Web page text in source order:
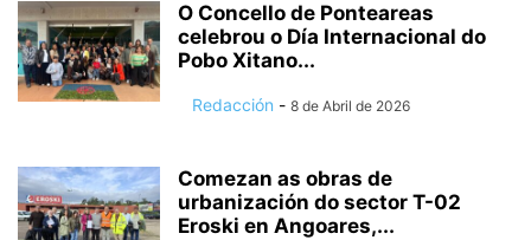
O Concello de Ponteareas
celebrou o Día Internacional do
Pobo Xitano...
Redacción - 8 de Abril de 2026
Comezan as obras de
urbanización do sector T-02
Eroski en Angoares,...